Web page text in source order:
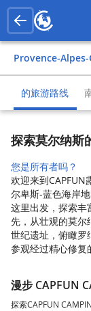
Provence-
的旅游路线
探索莫尔纳斯
您是所有者吗？
欢迎来到
尔卑斯-蓝色海岸
这里出发，探索丰
先，从壮观的莫尔
世纪遗址，俯瞰罗
参观经过精心修复
漫步 CAPFUN
探索CAPFUN